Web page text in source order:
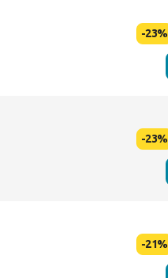
-23%
-23%
-21%